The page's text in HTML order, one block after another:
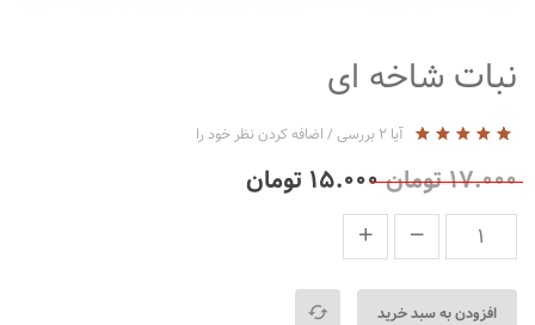
نبات شاخه ای
بر
رتبه
بندی
توسط
آیا 2 بررسی / اضافه کردن نظر خود را
۱۷.۰۰۰تومان۱۵.۰۰۰ تومان
افزودن به سبد خرید